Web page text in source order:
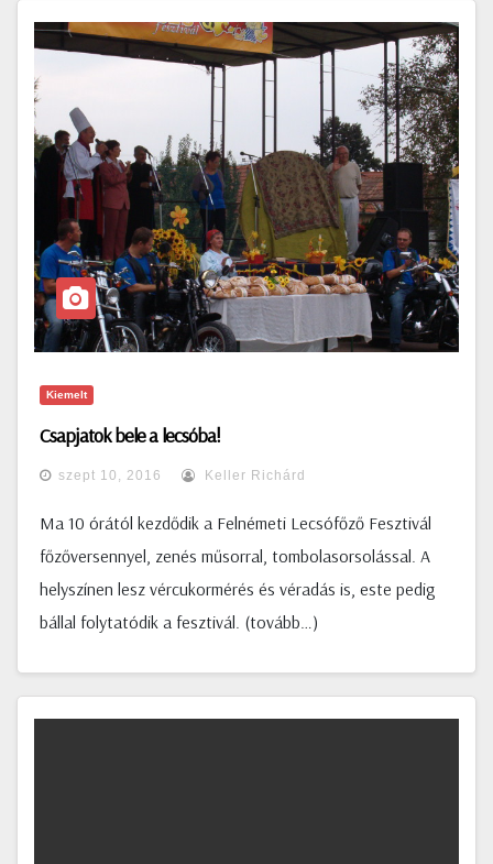
Kiemelt
Csapjatok bele a lecsóba!
szept 10, 2016 Keller Richárd
Ma 10 órától kezdődik a Felnémeti Lecsófőző Fesztivál
főzőversennyel, zenés műsorral, tombolasorsolással. A
helyszínen lesz vércukormérés és véradás is, este pedig
bállal folytatódik a fesztivál. (tovább…)